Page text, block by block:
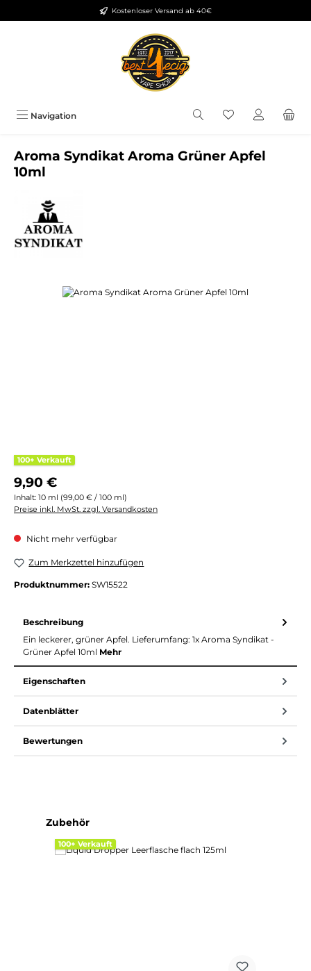
Zum Hauptinhalt springenKostenloser Versand ab 40€
Navigation Du hast 0
Aroma Syndikat Aroma Grüner Apfel
10ml
Bildergalerie überspringen
100+ Verkauft
Regulärer Preis:
9,90 €
Inhalt: 10 ml (99,00 € / 100 ml)
Preise inkl. MwSt. zzgl. Versandkosten
Nicht mehr verfügbar
Zum Merkzettel hinzufügen
Produktnummer: SW15522
Beschreibung
Ein leckerer, grüner Apfel. Lieferumfang: 1x Aroma Syndikat -
Grüner Apfel 10ml Mehr
Eigenschaften
Datenblätter
Bewertungen
Produktgalerie überspringen
Zubehör
100+ Verkauft